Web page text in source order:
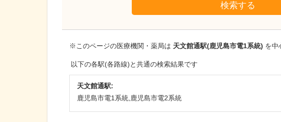
検索する
※このページの医療機関・薬局は 天文館通駅(鹿児島市電1系統) を中
以下の各駅(各路線)と共通の検索結果です
天文館通駅:
鹿児島市電1系統,鹿児島市電2系統
神
い